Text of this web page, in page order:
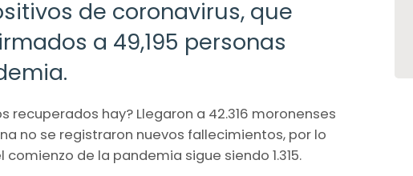
de coronavirus, que
a 49,195 personas
recuperados hay? Llegaron a 42.316 moronenses
no se registraron nuevos fallecimientos, por lo
de la pandemia sigue siendo 1.315.